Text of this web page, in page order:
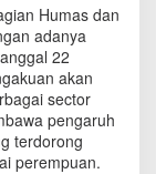
Humas dan
adanya
22
akan
sector
pengaruh
terdorong
perempuan.